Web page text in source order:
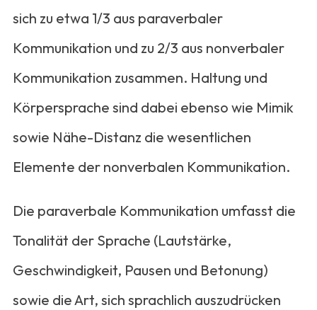
sich zu etwa 1/3 aus paraverbaler
Kommunikation und zu 2/3 aus nonverbaler
Kommunikation zusammen. Haltung und
Körpersprache sind dabei ebenso wie Mimik
sowie Nähe-Distanz die wesentlichen
Elemente der nonverbalen Kommunikation.
Die paraverbale Kommunikation umfasst die
Tonalität der Sprache (Lautstärke,
Geschwindigkeit, Pausen und Betonung)
sowie die Art, sich sprachlich auszudrücken